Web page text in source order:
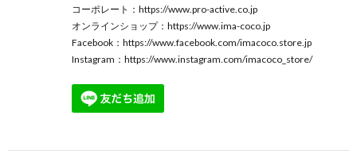
コーポレート： https://www.pro-active.co.jp
オンラインショップ： https://www.ima-coco.jp
Facebook： https://www.facebook.com/imacoco.store.jp
Instagram： https://www.instagram.com/imacoco_store/